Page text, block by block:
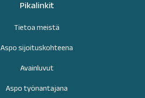
Pikalinkit
Tietoa meistä
Aspo sijoituskohteena
Avainluvut
Aspo työnantajana